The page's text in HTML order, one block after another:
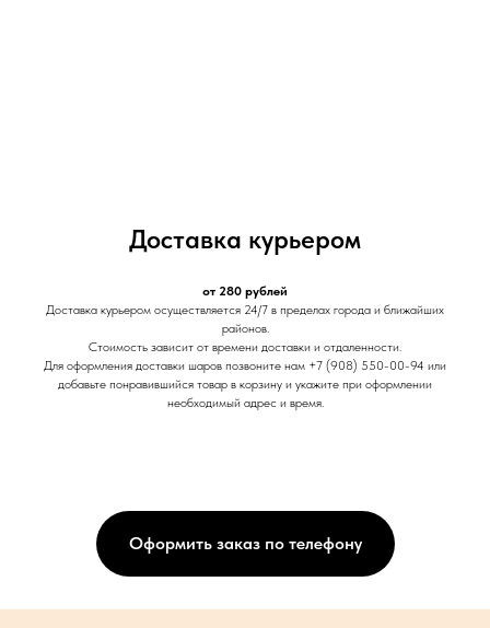
Доставка курьером
от 280 рублей
Доставка курьером осуществляется 24/7 в пределах города и ближайших
районов.
Стоимость зависит от времени доставки и отдаленности.
Для оформления доставки шаров позвоните нам +7 (908) 550-00-94 или
добавьте понравившийся товар в корзину и укажите при оформлении
необходимый адрес и время.
Оформить заказ по телефону